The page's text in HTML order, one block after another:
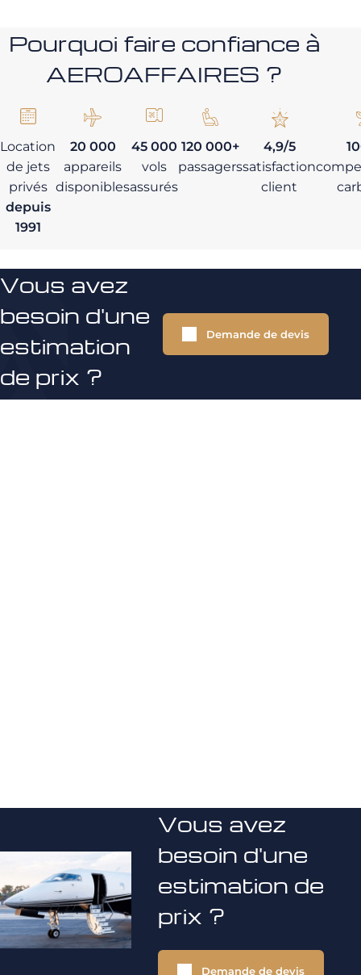
Pourquoi faire confiance à
AEROAFFAIRES ?
Location
de jets
privés
depuis
1991
20 000
appareils
disponibles
45 000
vols
assurés
120 000+
passagers
4,9/5
satisfaction
client
Vous avez
besoin d'une
estimation
de prix ?
Demande de devis
Vous avez
besoin d'une
estimation de
prix ?
Demande de devis